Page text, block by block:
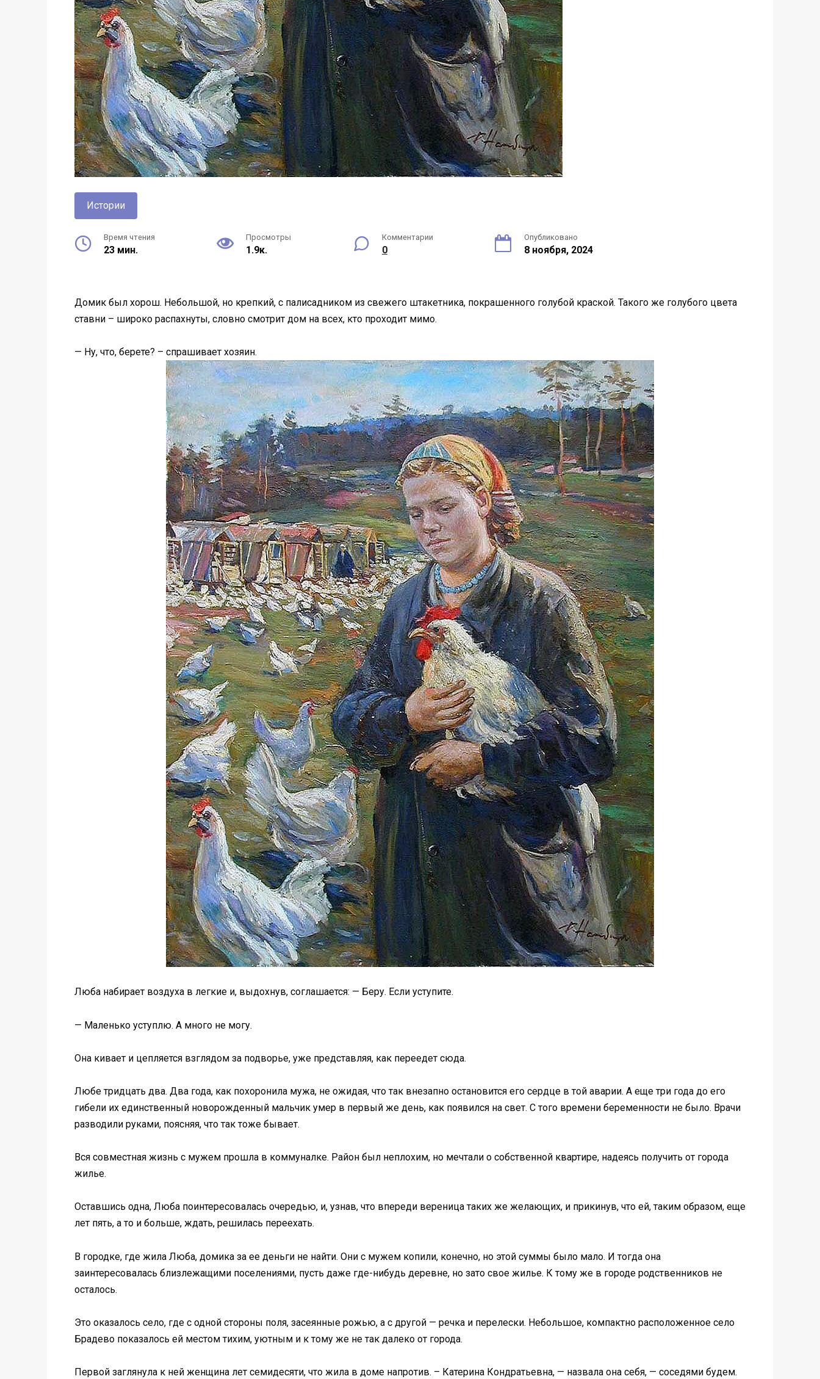
Истории
Время чтения
23 мин.
Просмотры
1.9к.
Комментарии
0
Опубликовано
8 ноября, 2024
Домик был хорош. Небольшой, но крепкий, с палисадником из свежего штакетника, покрашенного голубой краской. Такого же голубого цвета
ставни – широко распахнуты, словно смотрит дом на всех, кто проходит мимо.
— Ну, что, берете? – спрашивает хозяин.
Люба набирает воздуха в легкие и, выдохнув, соглашается: — Беру. Если уступите.
— Маленько уступлю. А много не могу.
Она кивает и цепляется взглядом за подворье, уже представляя, как переедет сюда.
Любе тридцать два. Два года, как похоронила мужа, не ожидая, что так внезапно остановится его сердце в той аварии. А еще три года до его
гибели их единственный новорожденный мальчик умер в первый же день, как появился на свет. С того времени беременности не было. Врачи
разводили руками, поясняя, что так тоже бывает.
Вся совместная жизнь с мужем прошла в коммуналке. Район был неплохим, но мечтали о собственной квартире, надеясь получить от города
жилье.
Оставшись одна, Люба поинтересовалась очередью, и, узнав, что впереди вереница таких же желающих, и прикинув, что ей, таким образом, еще
лет пять, а то и больше, ждать, решилась переехать.
В городке, где жила Люба, домика за ее деньги не найти. Они с мужем копили, конечно, но этой суммы было мало. И тогда она
заинтересовалась близлежащими поселениями, пусть даже где-нибудь деревне, но зато свое жилье. К тому же в городе родственников не
осталось.
Это оказалось село, где с одной стороны поля, засеянные рожью, а с другой — речка и перелески. Небольшое, компактно расположенное село
Брадево показалось ей местом тихим, уютным и к тому же не так далеко от города.
Первой заглянула к ней женщина лет семидесяти, что жила в доме напротив. – Катерина Кондратьевна, — назвала она себя, — соседями будем.